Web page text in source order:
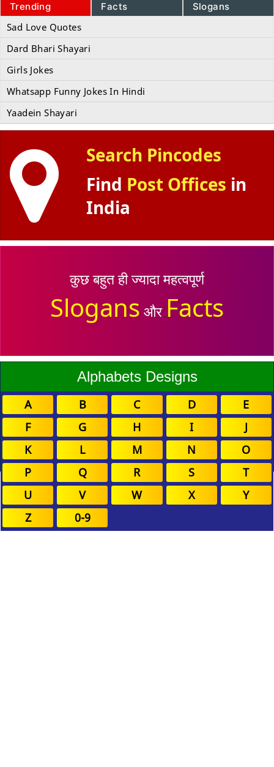
Trending Facts Slogans
Sad Love Quotes
Dard Bhari Shayari
Girls Jokes
Whatsapp Funny Jokes In Hindi
Yaadein Shayari
Search Pincodes
Find Post Offices in
India
कुछ बहुत ही ज्यादा महत्वपूर्ण
Slogans और Facts
Alphabets Designs
A B C D
E
F
G H I
J
K
L M N
O
P
Q R S
T
U
V W X
Y
Z
0-9